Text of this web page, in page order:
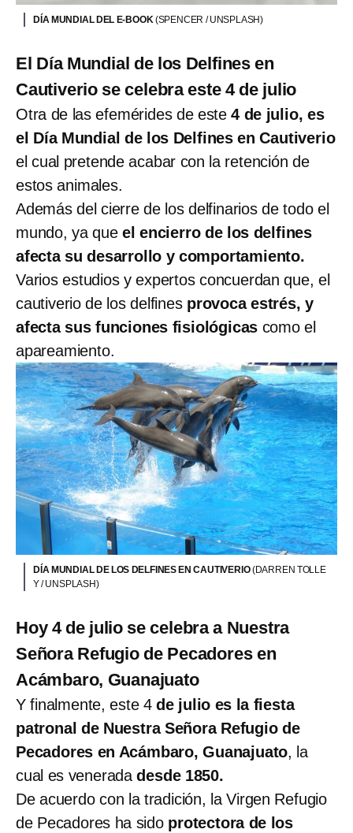
DÍA MUNDIAL DEL E-BOOK(SPENCER / UNSPLASH)
El Día Mundial de los Delfines en
Cautiverio se celebra este 4 de julio
Otra de las efemérides de este4 de julio, es
el Día Mundial de los Delfines en Cautiverio
el cual pretende acabar con la retención de
estos animales.
Además del cierre de los delfinarios de todo el
mundo, ya queel encierro de los delfines
afecta su desarrollo y comportamiento.
Varios estudios y expertos concuerdan que, el
cautiverio de los delfinesprovoca estrés, y
afecta sus funciones fisiológicas como el
apareamiento.
DÍA MUNDIAL DE LOS DELFINES EN CAUTIVERIO(DARREN TOLLE
Y / UNSPLASH)
Hoy 4 de julio se celebra a Nuestra
Señora Refugio de Pecadores en
Acámbaro, Guanajuato
Y finalmente, este 4de julio es la fiesta
patronal de Nuestra Señora Refugio de
Pecadores en Acámbaro, Guanajuato, la
cual es venerada desde 1850.
De acuerdo con la tradición, la Virgen Refugio
de Pecadores ha sidoprotectora de los